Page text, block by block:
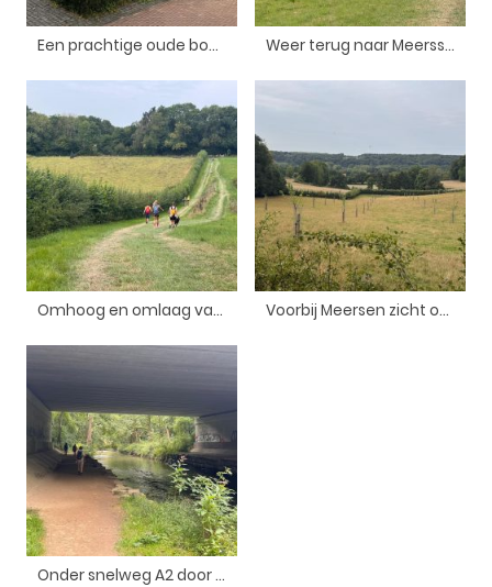
Een prachtige oude boerderij Weer terug naar Meerssen je kan nog net de kerktoren zien van Meerssen
Omhoog en omlaag vandaag Voorbij Meersen zicht op het dal richting Maastricht
Onder snelweg A2 door samen met de Geul.